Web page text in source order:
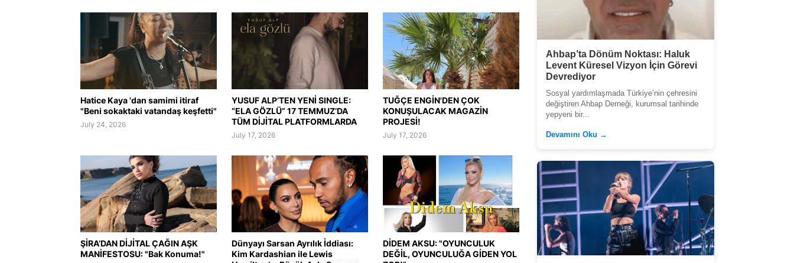
Hatice Kaya 'dan samimi itiraf
"Beni sokaktaki vatandaş keşfetti"
July 24, 2026
YUSUF ALP’TEN YENİ SINGLE:
“ELA GÖZLÜ” 17 TEMMUZ’DA
TÜM DİJİTAL PLATFORMLARDA
July 17, 2026
TUĞÇE ENGİN'DEN ÇOK
KONUŞULACAK MAGAZİN
PROJESİ!
July 17, 2026
ŞİRA’DAN DİJİTAL ÇAĞIN AŞK
MANİFESTOSU: "Bak Konuma!"
Dünyayı Sarsan Ayrılık İddiası:
Kim Kardashian ile Lewis
DİDEM AKSU: "OYUNCULUK
DEĞİL, OYUNCULUĞA GİDEN YOL
Ahbap’ta Dönüm Noktası: Haluk
Levent Küresel Vizyon İçin Görevi
Devrediyor
Sosyal yardımlaşmada Türkiye’nin çehresini
değiştiren Ahbap Derneği, kurumsal tarihinde
yepyeni bir...
Devamını Oku →